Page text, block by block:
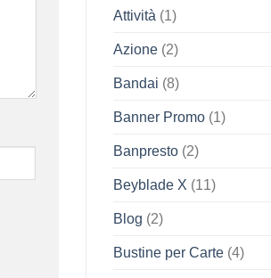
Attività (1)
Azione(2)
Bandai (8)
Banner Promo(1)
Banpresto(2)
Beyblade X (11)
Blog (2)
Bustine per Carte(4)